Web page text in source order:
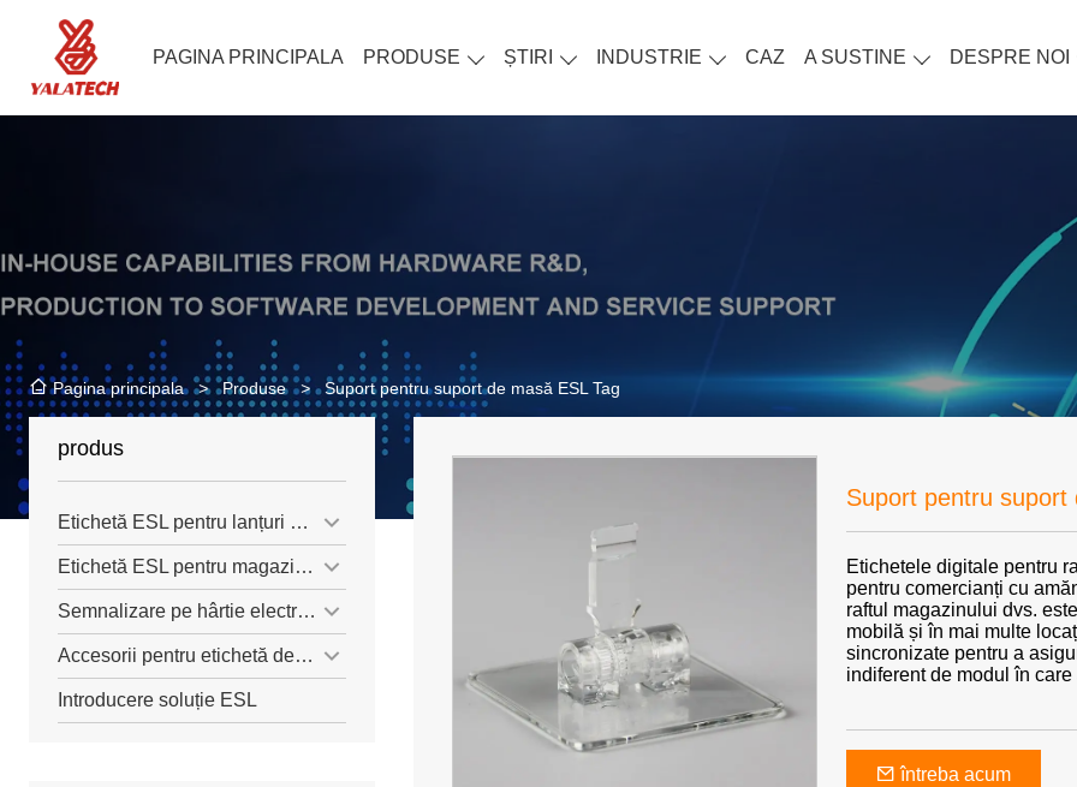
PAGINA PRINCIPALA PRODUSE ȘTIRI INDUSTRIE CAZ A SUSTINE DESPRE NOI
Pagina principala > Produse > Suport pentru suport de masă ESL Tag
produs
Etichetă ESL pentru lanțuri de magazine
Etichetă ESL pentru magazine mici
Semnalizare pe hârtie electronică
Accesorii pentru etichetă de preț ESL
Introducere soluție ESL
Suport pentru suport
Etichetele digitale pentru
pentru comercianți cu
raftul magazinului dvs.
mobilă și în mai multe
sincronizate pentru a
indiferent de modul în
întreba acum